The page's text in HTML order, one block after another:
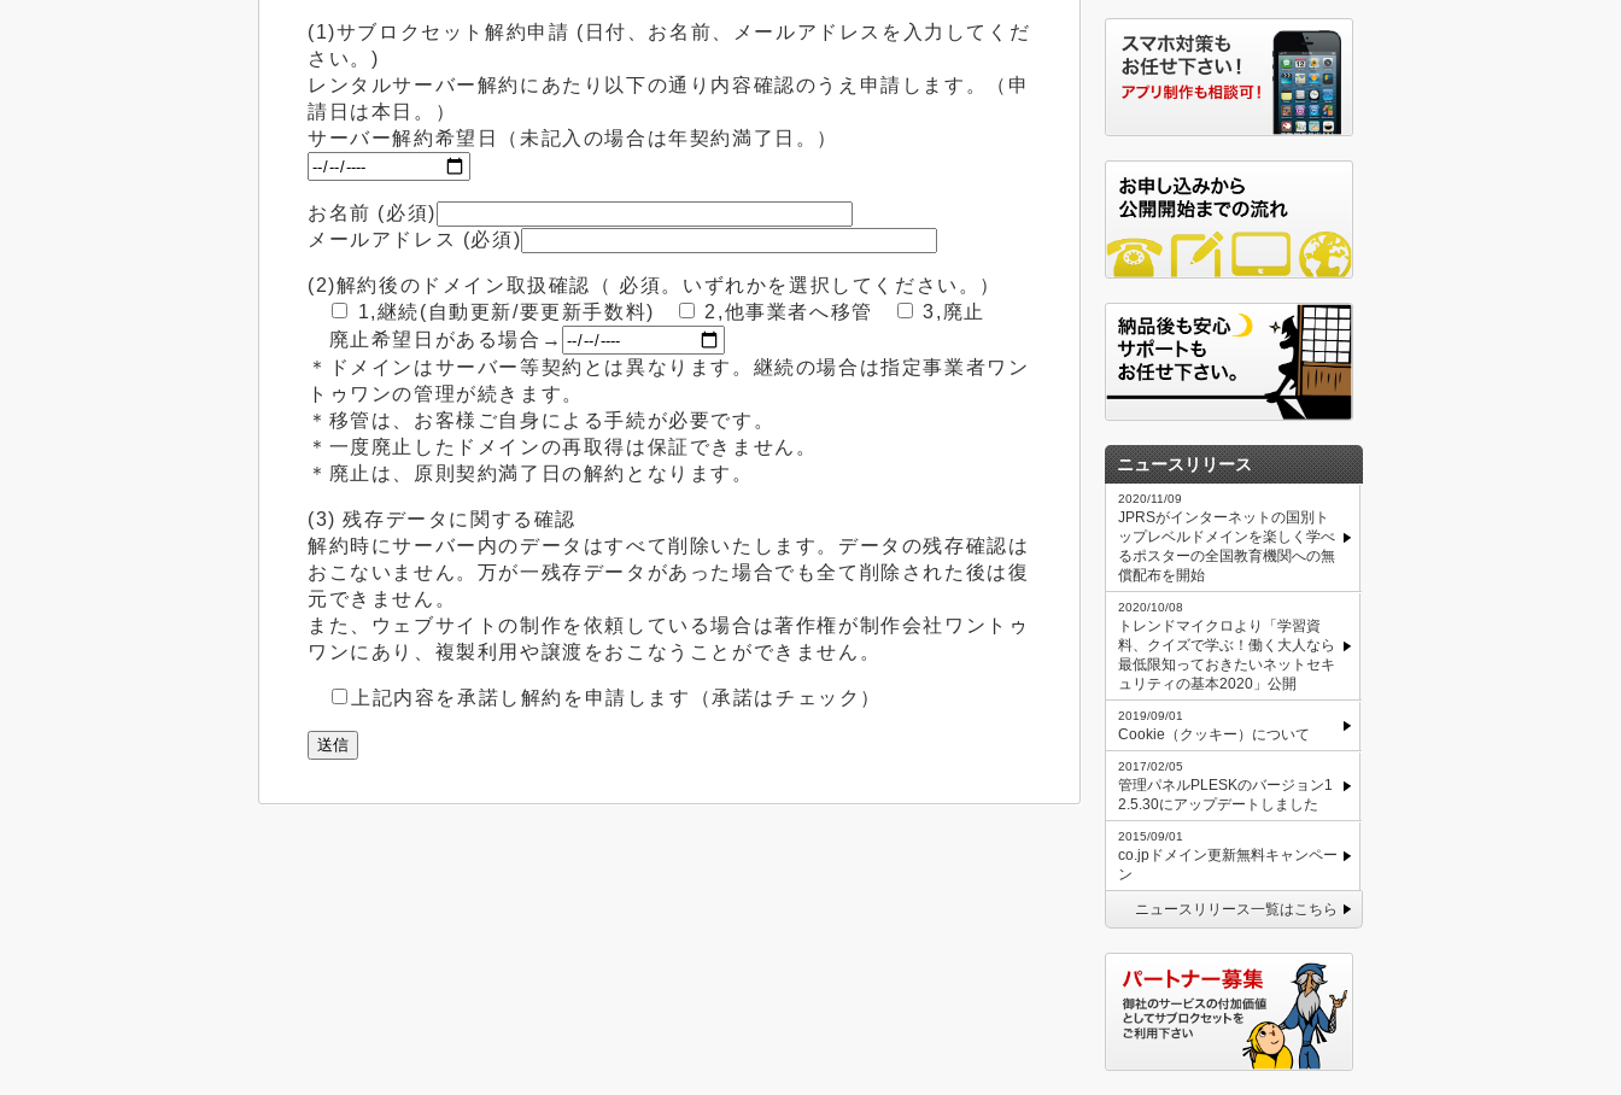
(1)サブロクセット解約申請 (日付、お名前、メールアドレスを入力してくだ
さい。)
レンタルサーバー解約にあたり以下の通り内容確認のうえ申請します。（申
請日は本日。）
サーバー解約希望日（未記入の場合は年契約満了日。）
お名前 (必須)
メールアドレス (必須)
(2)解約後のドメイン取扱確認（ 必須。いずれかを選択してください。）
1,継続(自動更新/要更新手数料)
2,他事業者へ移管
3,廃止
廃止希望日がある場合→
＊ドメインはサーバー等契約とは異なります。継続の場合は指定事業者ワン
トゥワンの管理が続きます。
＊移管は、お客様ご自身による手続が必要です。
＊一度廃止したドメインの再取得は保証できません。
＊廃止は、原則契約満了日の解約となります。
(3) 残存データに関する確認
解約時にサーバー内のデータはすべて削除いたします。データの残存確認は
おこないません。万が一残存データがあった場合でも全て削除された後は復
元できません。
また、ウェブサイトの制作を依頼している場合は著作権が制作会社ワントゥ
ワンにあり、複製利用や譲渡をおこなうことができません。
上記内容を承諾し解約を申請します（承諾はチェック）
ニュースリリース
2020/11/09
JPRSがインターネットの国別ト
ップレベルドメインを楽しく学べ
るポスターの全国教育機関への無
償配布を開始
2020/10/08
トレンドマイクロより「学習資
料、クイズで学ぶ！働く大人なら
最低限知っておきたいネットセキ
ュリティの基本2020」公開
2019/09/01
Cookie（クッキー）について
2017/02/05
管理パネルPLESKのバージョン1
2.5.30にアップデートしました
2015/09/01
co.jpドメイン更新無料キャンペー
ン
ニュースリリース一覧はこちら